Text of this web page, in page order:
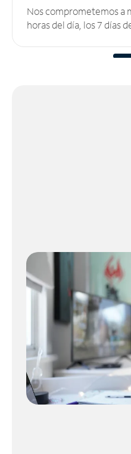
Nos comprometemos a
horas del día, los 7 días